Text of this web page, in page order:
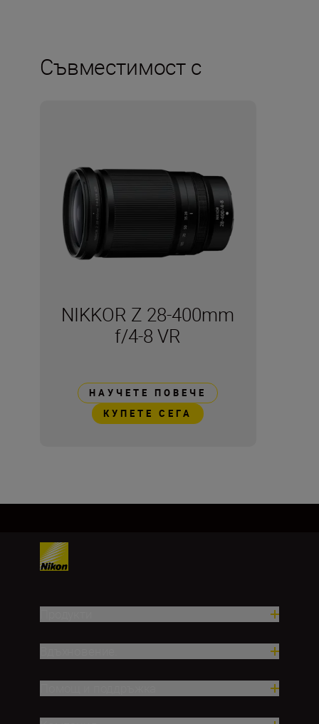
Съвместимост с
NIKKOR Z 28-400mm
f/4-8 VR
НАУЧЕТЕ ПОВЕЧЕ
КУПЕТЕ СЕГА